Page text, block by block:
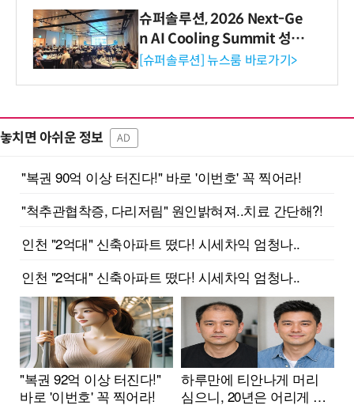
슈퍼솔루션, 2026 Next-Ge
n AI Cooling Summit 성황
리 성료
[슈퍼솔루션] 뉴스룸 바로가기>
놓치면 아쉬운 정보 AD